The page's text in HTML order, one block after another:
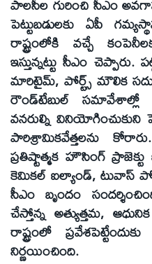
పెట్టుబడులకు ఏపీ
రాష్ట్రంలోకి వచ్చే
ఇస్తున్నట్టు సీఎం
మారిటైమ్‌, పోర్ట్స్‌ మౌలిక
రౌండ్‌టేబుల్‌ సమావేశాల్లో
వనరుల్ని వినియోగించుకుని
పారిశ్రామికవేత్తలను
ప్రతిష్టాత్మక హౌసింగ్‌
కెమికల్‌ ఐల్యాండ్‌, టువాస్‌
సీఎం బృందం
చేస్తోన్న అత్యుత్తమ,
రాష్ట్రంలో
నిర్ణయించింది.